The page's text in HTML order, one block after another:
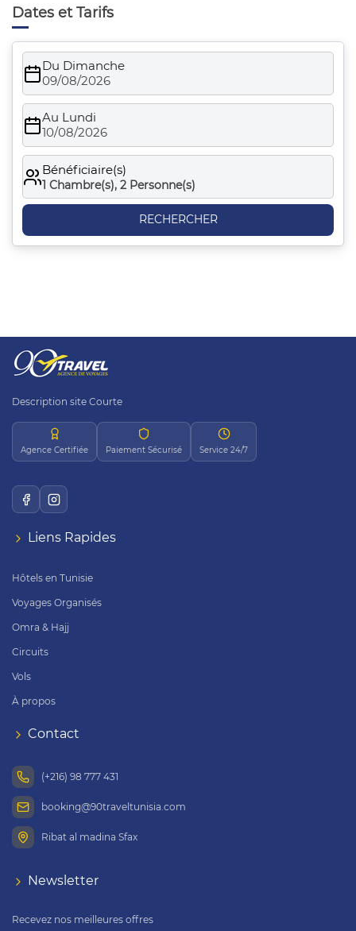
Dates et Tarifs
Du Dimanche
09/08/2026
Au Lundi
10/08/2026
Bénéficiaire(s)
1 Chambre(s), 2 Personne(s)
RECHERCHER
Description site Courte
Agence Certifiée Paiement Sécurisé Service 24/7
Liens Rapides
Hôtels en Tunisie
Voyages Organisés
Omra & Hajj
Circuits
Vols
À propos
Contact
(+216) 98 777 431
booking@90traveltunisia.com
Ribat al madina Sfax
Newsletter
Recevez nos meilleures offres